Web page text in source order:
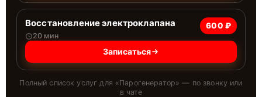
Восстановление электроклапана
20 мин
600 ₽
Записаться
Полный список услуг для «Парогенератор» — по звонку или
в чате